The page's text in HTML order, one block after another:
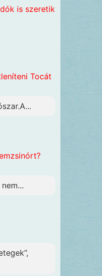
is szeretik
Tocát